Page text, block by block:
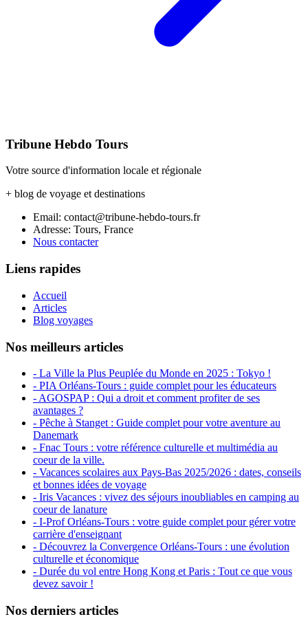
Tribune Hebdo Tours
Votre source d'information locale et régionale
+ blog de voyage et destinations
Email: contact@tribune-hebdo-tours.fr
Adresse: Tours, France
Nous contacter
Liens rapides
Accueil
Articles
Blog voyages
Nos meilleurs articles
- La Ville la Plus Peuplée du Monde en 2025 : Tokyo !
- PIA Orléans-Tours : guide complet pour les éducateurs
- AGOSPAP : Qui a droit et comment profiter de ses
avantages ?
- Pêche à Stanget : Guide complet pour votre aventure au
Danemark
- Fnac Tours : votre référence culturelle et multimédia au
coeur de la ville.
- Vacances scolaires aux Pays-Bas 2025/2026 : dates, conseils
et bonnes idées de voyage
- Iris Vacances : vivez des séjours inoubliables en camping au
coeur de lanature
- I-Prof Orléans-Tours : votre guide complet pour gérer votre
carrière d'enseignant
- Découvrez la Convergence Orléans-Tours : une évolution
culturelle et économique
- Durée du vol entre Hong Kong et Paris : Tout ce que vous
devez savoir !
Nos derniers articles